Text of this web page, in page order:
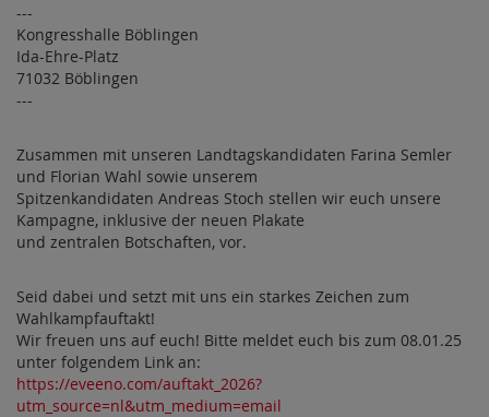
---
Kongresshalle Böblingen
Ida-Ehre-Platz
71032 Böblingen
---
Zusammen mit unseren Landtagskandidaten Farina Semler
und Florian Wahl sowie unserem
Spitzenkandidaten Andreas Stoch stellen wir euch unsere
Kampagne, inklusive der neuen Plakate
und zentralen Botschaften, vor.
Seid dabei und setzt mit uns ein starkes Zeichen zum
Wahlkampfauftakt!
Wir freuen uns auf euch! Bitte meldet euch bis zum 08.01.25
unter folgendem Link an:
https://eveeno.com/auftakt_2026?
utm_source=nl&utm_medium=email